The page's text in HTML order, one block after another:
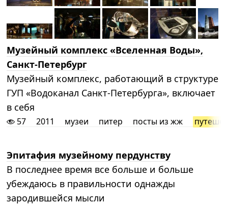
Музейный комплекс «Вселенная Воды»,
Санкт-Петербург
Музейный комплекс, работающий в структуре
ГУП «Водоканал Санкт-Петербурга», включает
в себя
57 2011 музеи питер посты из жж
Эпитафия музейному пердунству
В последнее время все больше и больше
убеждаюсь в правильности однажды
зародившейся мысли